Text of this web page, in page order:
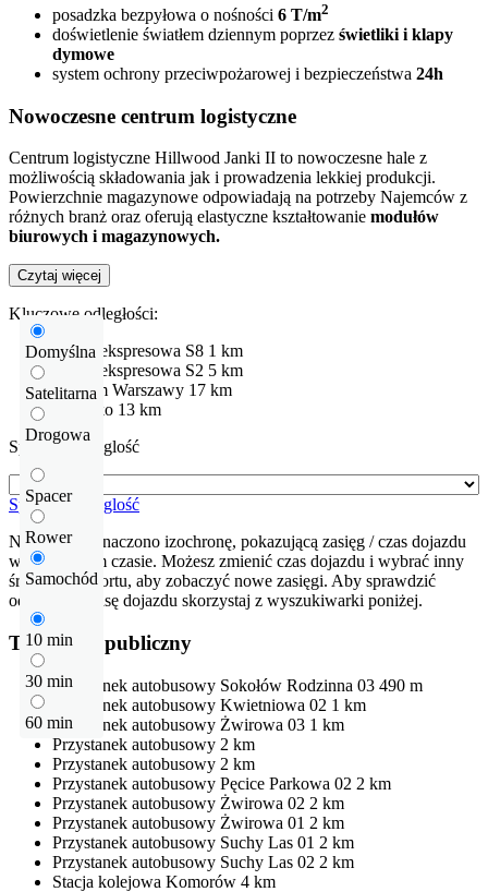
posadzka bezpyłowa o nośności 6 T/m2
doświetlenie światłem dziennym poprzez świetliki i klapy
dymowe
system ochrony przeciwpożarowej i bezpieczeństwa 24h
Nowoczesne centrum logistyczne
Centrum logistyczne Hillwood Janki II to nowoczesne hale z
możliwością składowania jak i prowadzenia lekkiej produkcji.
Powierzchnie magazynowe odpowiadają na potrzeby Najemców z
różnych branż oraz oferują elastyczne kształtowanie modułów
biurowych i magazynowych.
Czytaj więcej
Domyślna
Satelitarna
Drogowa
Spacer
Rower
Samochód
10 min
30 min
60 min
Kluczowe odległości:
Droga ekspresowa S8 1 km
Droga ekspresowa S2 5 km
centrum Warszawy 17 km
Lotnisko 13 km
Sprawdź odleglość
Sprawdź odleglość
Na mapie zaznaczono izochronę, pokazującą zasięg / czas dojazdu
w określonym czasie. Możesz zmienić czas dojazdu i wybrać inny
środek transportu, aby zobaczyć nowe zasięgi. Aby sprawdzić
odłegłość i trasę dojazdu skorzystaj z wyszukiwarki poniżej.
Transport publiczny
Przystanek autobusowy Sokołów Rodzinna 03 490 m
Przystanek autobusowy Kwietniowa 02 1 km
Przystanek autobusowy Żwirowa 03 1 km
Przystanek autobusowy 2 km
Przystanek autobusowy 2 km
Przystanek autobusowy Pęcice Parkowa 02 2 km
Przystanek autobusowy Żwirowa 02 2 km
Przystanek autobusowy Żwirowa 01 2 km
Przystanek autobusowy Suchy Las 01 2 km
Przystanek autobusowy Suchy Las 02 2 km
Stacja kolejowa Komorów 4 km